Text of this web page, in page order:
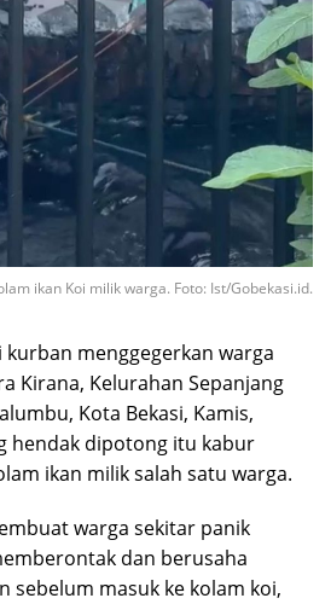
ikan Koi milik warga. Foto: Ist/Gobekasi.id.
kurban menggegerkan warga
Kirana, Kelurahan Sepanjang
Kota Bekasi, Kamis,
hendak dipotong itu kabur
ikan milik salah satu warga.
warga sekitar panik
dan berusaha
sebelum masuk ke kolam koi,